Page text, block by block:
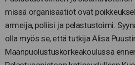
missä organisaatiot ovat
armeija, poliisi ja pelastustoimi.
olla myös se, että tutkija Alisa
Maanpuolustuskorkeakoulussa